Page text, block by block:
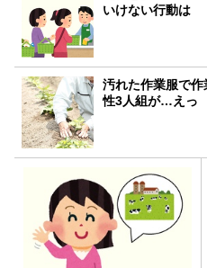
いけない行動は
汚れた作業服で
性3人組が…えっ